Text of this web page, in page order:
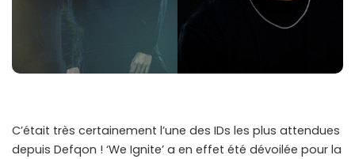
C’était très certainement l’une des IDs les plus attendues
depuis Defqon ! ‘We Ignite’ a en effet été dévoilée pour la